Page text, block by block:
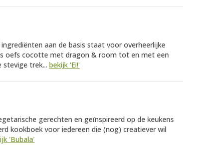
aan de basis staat voor overheerlijke
oefs cocotte met dragon & room tot en met een
trek... bekijk 'Ei!'
gerechten en geïnspireerd op de keukens
kookboek voor iedereen die (nog) creatiever wil
'Bubala'